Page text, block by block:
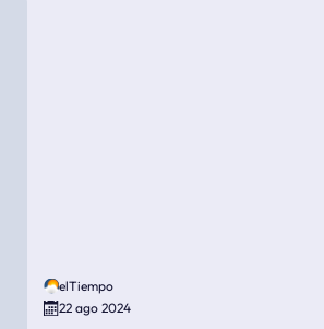
elTiempo
22 ago 2024